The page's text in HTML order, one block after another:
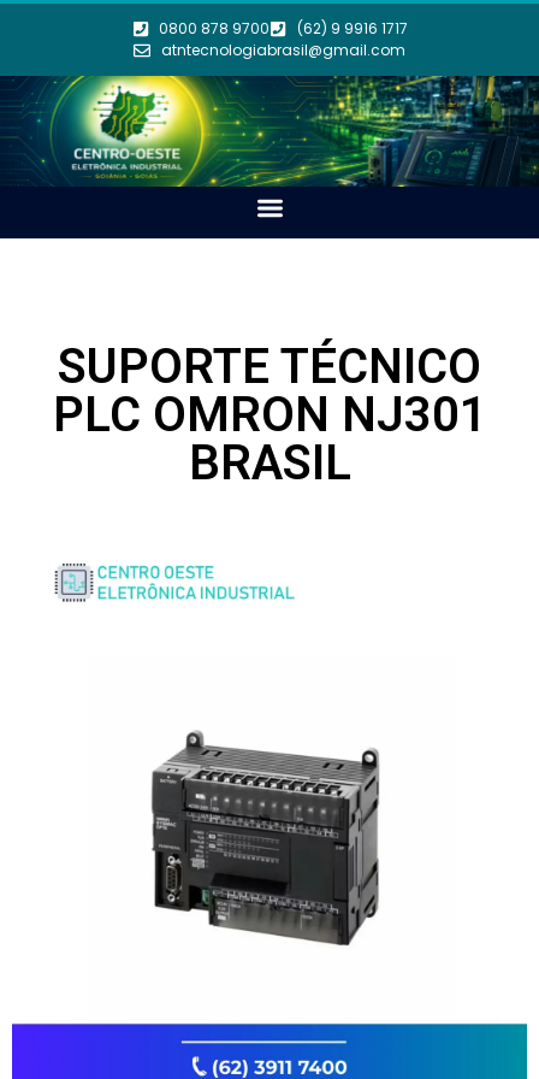
0800 878 9700
(62) 9 9916 1717
atntecnologiabrasil@gmail.com
SUPORTE TÉCNICO
PLC OMRON NJ301
BRASIL